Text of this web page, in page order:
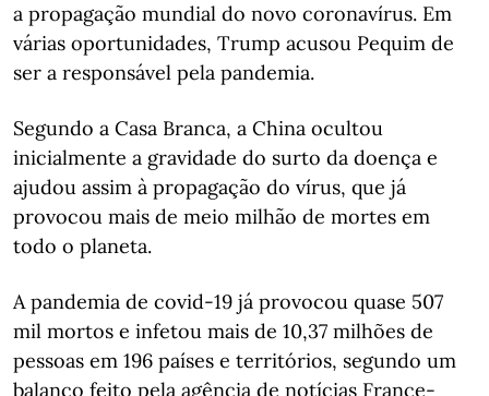
a propagação mundial do novo coronavírus. Em
várias oportunidades, Trump acusou Pequim de
ser a responsável pela pandemia.
Segundo a Casa Branca, a China ocultou
inicialmente a gravidade do surto da doença e
ajudou assim à propagação do vírus, que já
provocou mais de meio milhão de mortes em
todo o planeta.
A pandemia de covid-19 já provocou quase 507
mil mortos e infetou mais de 10,37 milhões de
pessoas em 196 países e territórios, segundo um
balanço feito pela agência de notícias France-